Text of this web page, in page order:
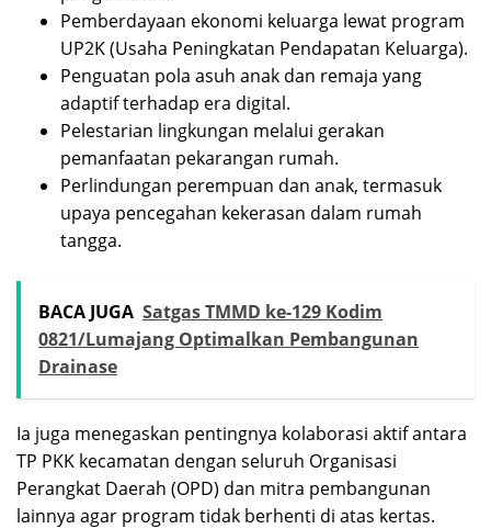
Pemberdayaan ekonomi keluarga lewat program
UP2K (Usaha Peningkatan Pendapatan Keluarga).
Penguatan pola asuh anak dan remaja yang
adaptif terhadap era digital.
Pelestarian lingkungan melalui gerakan
pemanfaatan pekarangan rumah.
Perlindungan perempuan dan anak, termasuk
upaya pencegahan kekerasan dalam rumah
tangga.
BACA JUGA Satgas TMMD ke-129 Kodim
0821/Lumajang Optimalkan Pembangunan
Drainase
Ia juga menegaskan pentingnya kolaborasi aktif antara
TP PKK kecamatan dengan seluruh Organisasi
Perangkat Daerah (OPD) dan mitra pembangunan
lainnya agar program tidak berhenti di atas kertas.